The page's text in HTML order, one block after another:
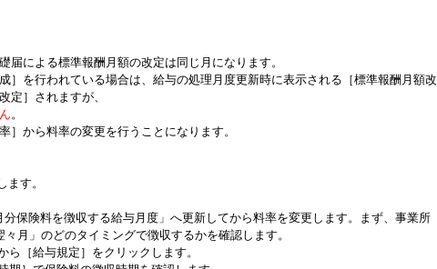
届による標準報酬月額の改定は同じ月になります。
］を行われている場合は、給与の処理月度更新時に表示される［標準報酬月額改
定］されますが、
。
］から料率の変更を行うことになります。
す。
保険料を徴収する給与月度」へ更新してから料率を変更します。まず、事業所
月」のどのタイミングで徴収するかを確認します。
［給与規定］をクリックします。